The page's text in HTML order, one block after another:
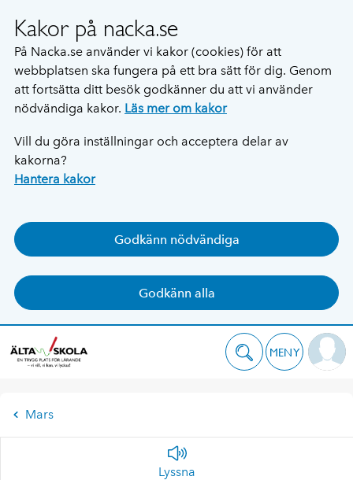
Kakor på nacka.se
På Nacka.se använder vi kakor (cookies) för att
webbplatsen ska fungera på ett bra sätt för dig. Genom
att fortsätta ditt besök godkänner du att vi använder
nödvändiga kakor. Läs mer om kakor
Vill du göra inställningar och acceptera delar av
kakorna?
Hantera kakor
Godkänn nödvändiga
Godkänn alla
MENY
Mars
Lyssna